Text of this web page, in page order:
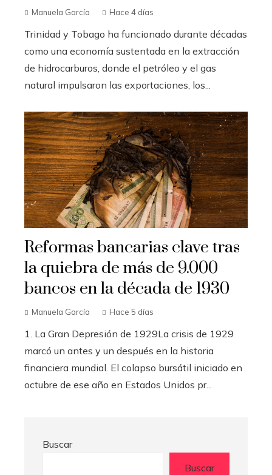
Manuela García Hace 4 días
Trinidad y Tobago ha funcionado durante décadas
como una economía sustentada en la extracción
de hidrocarburos, donde el petróleo y el gas
natural impulsaron las exportaciones, los...
Reformas bancarias clave tras
la quiebra de más de 9.000
bancos en la década de 1930
Manuela García Hace 5 días
1. La Gran Depresión de 1929La crisis de 1929
marcó un antes y un después en la historia
financiera mundial. El colapso bursátil iniciado en
octubre de ese año en Estados Unidos pr...
Buscar
Buscar